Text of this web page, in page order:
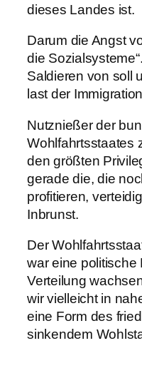
dieses Landes ist.
Darum die Angst
die
Saldieren von soll
last der
Nutznießer der
Wohlfahrtsstaates
den größten
gerade die, die
profitieren,
Inbrunst.
Der
war eine politische
Verteilung
wir vielleicht in
eine Form des
sinkendem